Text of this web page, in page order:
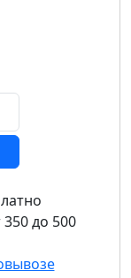
до 500